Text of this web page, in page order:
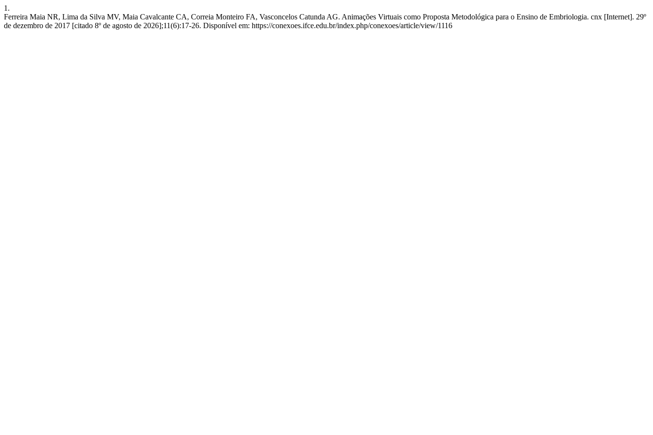
1.
Ferreira Maia NR, Lima da Silva MV, Maia Cavalcante CA, Correia Monteiro FA, Vasconcelos Catunda AG. Animações Virtuais como Proposta Metodológica para o Ensino de Embriologia. cnx [Internet]. 29º
de dezembro de 2017 [citado 8º de agosto de 2026];11(6):17-26. Disponível em: https://conexoes.ifce.edu.br/index.php/conexoes/article/view/1116